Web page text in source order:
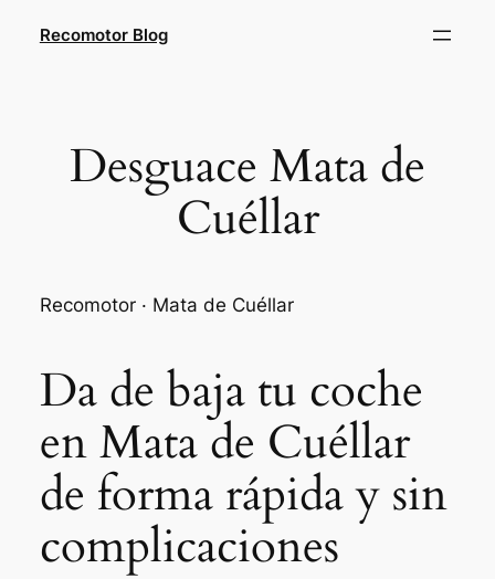
Recomotor Blog
Desguace Mata de
Cuéllar
Recomotor · Mata de Cuéllar
Da de baja tu coche
en Mata de Cuéllar
de forma rápida y sin
complicaciones